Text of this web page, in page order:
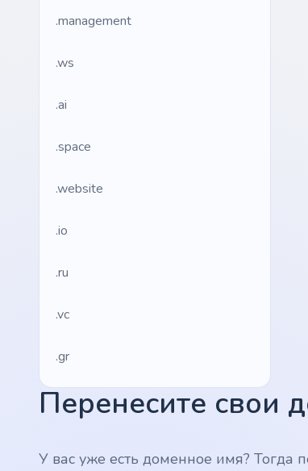
.management
.ws
.ai
.space
.website
.io
.ru
.vc
.gr
.network
Перенесите свои
У вас уже есть доменное имя? Тогда